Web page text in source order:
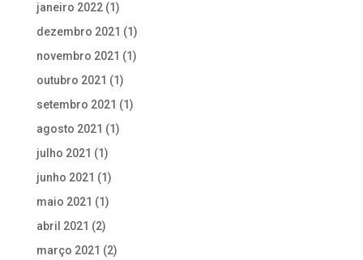
janeiro 2022(1)
dezembro 2021 (1)
novembro 2021 (1)
outubro 2021 (1)
setembro 2021 (1)
agosto 2021 (1)
julho 2021 (1)
junho 2021 (1)
maio 2021 (1)
abril 2021 (2)
março 2021 (2)